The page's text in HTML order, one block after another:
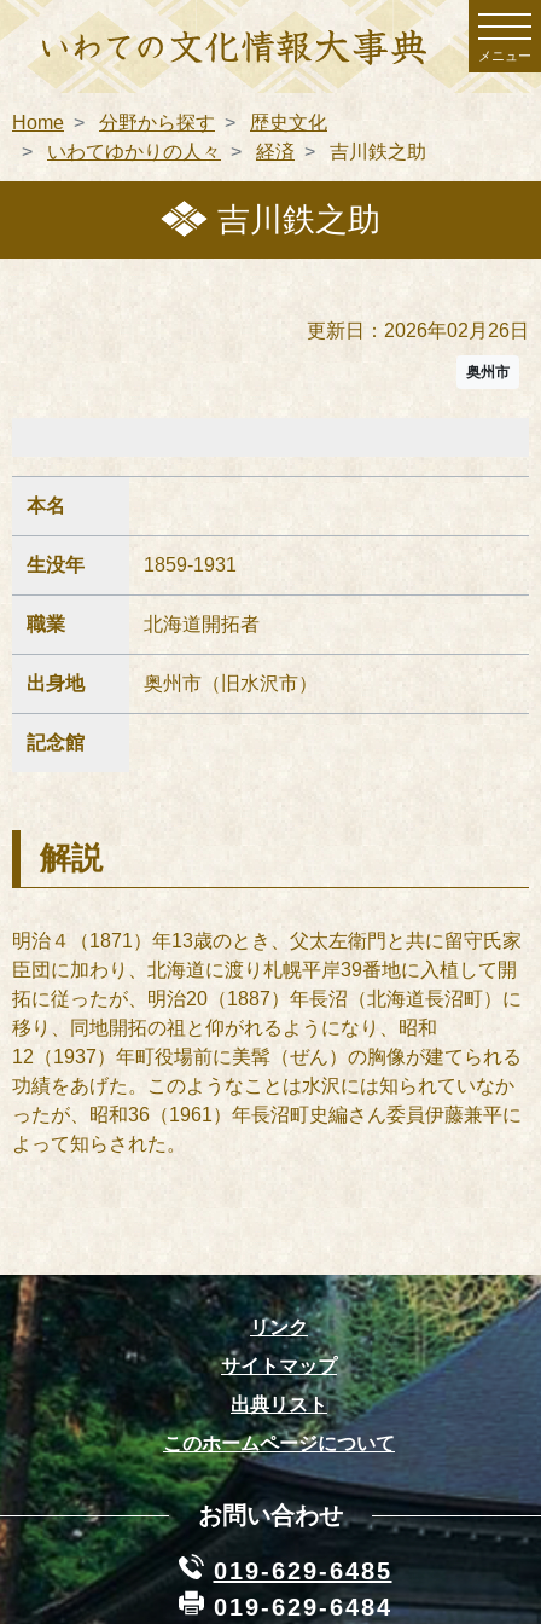
メニュー
Home 分野から探す
歴史文化
いわてゆかりの人々
経済 吉川鉄之助
吉川鉄之助
更新日：2026年02月26日
奥州市
本名
生没年 1859-1931
職業 北海道開拓者
出身地 奥州市（旧水沢市）
記念館
解説
明治４（1871）年13歳のとき、父太左衛門と共に留守氏家
臣団に加わり、北海道に渡り札幌平岸39番地に入植して開
拓に従ったが、明治20（1887）年長沼（北海道長沼町）に
移り、同地開拓の祖と仰がれるようになり、昭和
12（1937）年町役場前に美髯（ぜん）の胸像が建てられる
功績をあげた。このようなことは水沢には知られていなか
ったが、昭和36（1961）年長沼町史編さん委員伊藤兼平に
よって知らされた。
リンク
サイトマップ
出典リスト
このホームページについて
お問い合わせ
019-629-6485
019-629-6484